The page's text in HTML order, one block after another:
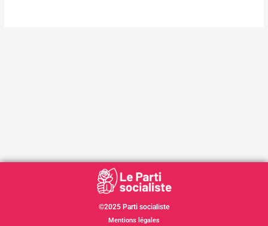
©2025 Parti socialiste
Mentions légales